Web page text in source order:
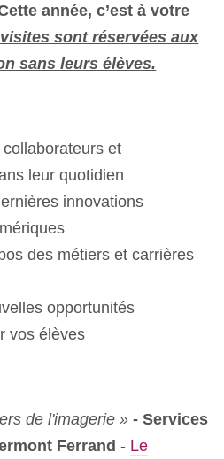
année, c’est à votre
sont réservées aux
sans leurs élèves.
collaborateurs et
leur quotidien
innovations
des métiers et carrières
opportunités
vos élèves
de l'imagerie » - Services
Ferrand - Le